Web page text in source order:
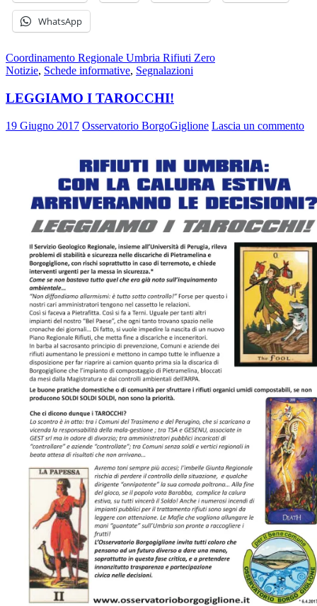
WhatsApp
Coordinamento Regionale Umbria Rifiuti Zero
Notizie, Schede informative, Segnalazioni
LEGGIAMO I TAROCCHI!
19 Giugno 2017 Osservatorio BorgoGiglione Lascia un commento